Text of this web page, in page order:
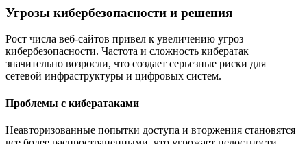
Угрозы кибербезопасности и решения
Рост числа веб-сайтов привел к увеличению угроз
кибербезопасности. Частота и сложность кибератак
значительно возросли, что создает серьезные риски для
сетевой инфраструктуры и цифровых систем.
Проблемы с кибератаками
Неавторизованные попытки доступа и вторжения становятся